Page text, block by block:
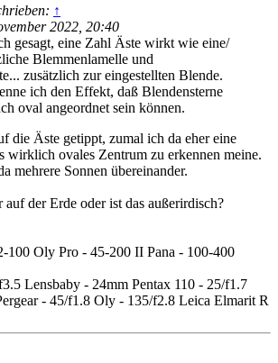
↑
2022, 20:40
gesagt, eine Zahl Äste wirkt wie eine/
Blemmenlamelle und
zusätzlich zur eingestellten Blende.
ich den Effekt, daß Blendensterne
oval angeordnet sein können.
die Äste getippt, zumal ich da eher eine
wirklich ovales Zentrum zu erkennen meine.
mehrere Sonnen übereinander.
der Erde oder ist das außerirdisch?
100 Oly Pro - 45-200 II Pana - 100-400
Lensbaby - 24mm Pentax 110 - 25/f1.7
- 45/f1.8 Oly - 135/f2.8 Leica Elmarit R